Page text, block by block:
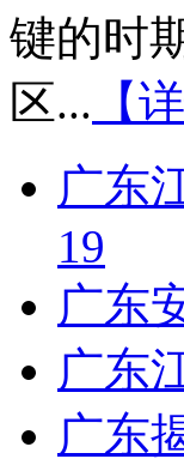
键的时
区... 【
广东
19
广东
广东
广东